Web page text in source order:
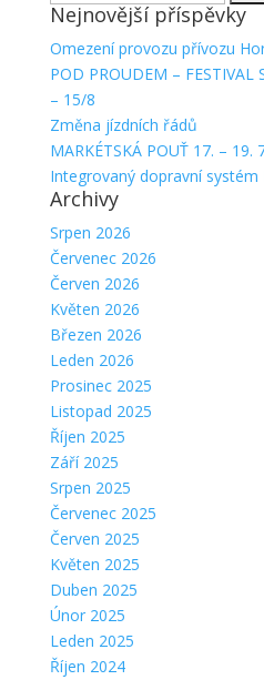
Nejnovější příspěvky
Omezení provozu přívozu
POD PROUDEM – FESTIVAL
– 15/8
Změna jízdních řádů
MARKÉTSKÁ POUŤ 17. – 19.
Integrovaný dopravní systém
Archivy
Srpen 2026
Červenec 2026
Červen 2026
Květen 2026
Březen 2026
Leden 2026
Prosinec 2025
Listopad 2025
Říjen 2025
Září 2025
Srpen 2025
Červenec 2025
Červen 2025
Květen 2025
Duben 2025
Únor 2025
Leden 2025
Říjen 2024